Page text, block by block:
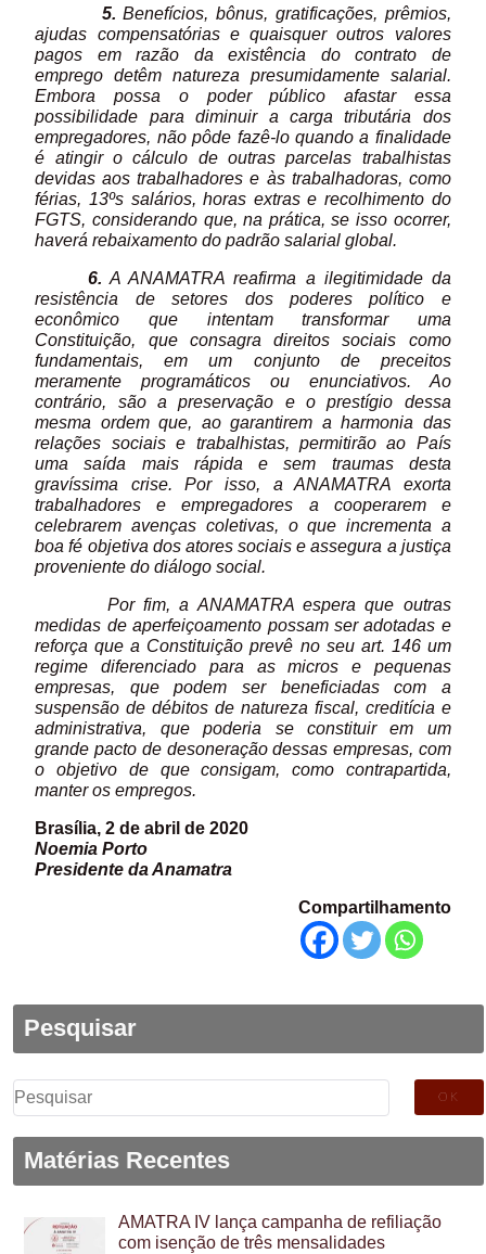
5. Benefícios, bônus, gratificações, prêmios,
ajudas compensatórias e quaisquer outros valores
pagos em razão da existência do contrato de
emprego detêm natureza presumidamente salarial.
Embora possa o poder público afastar essa
possibilidade para diminuir a carga tributária dos
empregadores, não pôde fazê-lo quando a finalidade
é atingir o cálculo de outras parcelas trabalhistas
devidas aos trabalhadores e às trabalhadoras, como
férias, 13ºs salários, horas extras e recolhimento do
FGTS, considerando que, na prática, se isso ocorrer,
haverá rebaixamento do padrão salarial global.
6. A ANAMATRA reafirma a ilegitimidade da
resistência de setores dos poderes político e
econômico que intentam transformar uma
Constituição, que consagra direitos sociais como
fundamentais, em um conjunto de preceitos
meramente programáticos ou enunciativos. Ao
contrário, são a preservação e o prestígio dessa
mesma ordem que, ao garantirem a harmonia das
relações sociais e trabalhistas, permitirão ao País
uma saída mais rápida e sem traumas desta
gravíssima crise. Por isso, a ANAMATRA exorta
trabalhadores e empregadores a cooperarem e
celebrarem avenças coletivas, o que incrementa a
boa fé objetiva dos atores sociais e assegura a justiça
proveniente do diálogo social.
Por fim, a ANAMATRA espera que outras
medidas de aperfeiçoamento possam ser adotadas e
reforça que a Constituição prevê no seu art. 146 um
regime diferenciado para as micros e pequenas
empresas, que podem ser beneficiadas com a
suspensão de débitos de natureza fiscal, creditícia e
administrativa, que poderia se constituir em um
grande pacto de desoneração dessas empresas, com
o objetivo de que consigam, como contrapartida,
manter os empregos.
Brasília, 2 de abril de 2020
Noemia Porto
Presidente da Anamatra
Compartilhamento
Pesquisar
Pesquisar
por:
Matérias Recentes
AMATRA IV lança campanha de refiliação
com isenção de três mensalidades